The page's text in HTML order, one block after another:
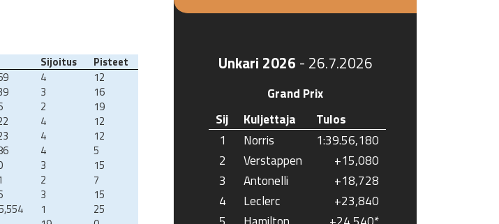
Sijoitus
Pisteet
4
12
3
16
2
19
4
12
4
12
4
5
3
15
2
7
3
15
1
25
Unkari 2026 - 26.7.2026
Grand Prix
Sij
Kuljettaja
Tulos
1
Norris
1:39.56,180
2
Verstappen
+15,080
3
Antonelli
+18,728
4
Leclerc
+23,840